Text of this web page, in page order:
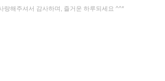
랑해주셔서 감사하며, 즐거운 하루되세요 ^^*